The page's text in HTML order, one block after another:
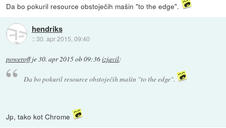
Da bo pokuril resource obstoječih mašin "to the edge".
hendriks
::30. apr 2015, 09:40
poweroffje30. apr 2015 ob 09:36izjavil:
Da bo pokuril resource obstoječih mašin "to the edge".
Jp, tako kot Chrome